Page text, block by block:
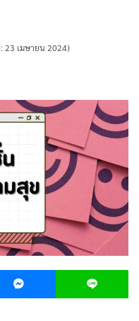
23 เมษายน 2024)
Messenger